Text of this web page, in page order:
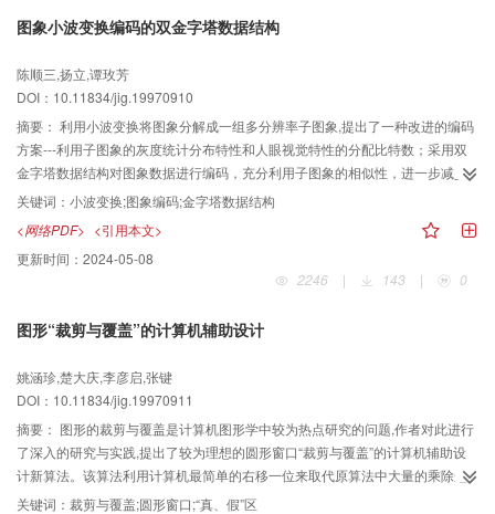
图象小波变换编码的双金字塔数据结构
陈顺三,扬立,谭玫芳
DOI：10.11834/jig.19970910
摘要： 利用小波变换将图象分解成一组多分辨率子图象,提出了一种改进的编码
方案---利用子图象的灰度统计分布特性和人眼视觉特性的分配比特数；采用双
金字塔数据结构对图象数据进行编码，充分利用子图象的相似性，进一步减少
了数据量。10幅奶牛图象的平均压缩比达到26.2，平均信噪比为30.6dB具有较
关键词： 小波变换;图象编码;金字塔数据结构
<网络PDF> <引用本文>
更新时间： 2024-05-08
2246
| 143 | 0
图形“裁剪与覆盖”的计算机辅助设计
姚涵珍,楚大庆,李彦启,张键
DOI：10.11834/jig.19970911
摘要： 图形的裁剪与覆盖是计算机图形学中较为热点研究的问题,作者对此进行
了深入的研究与实践,提出了较为理想的圆形窗口“裁剪与覆盖”的计算机辅助设
计新算法。该算法利用计算机最简单的右移一位来取代原算法中大量的乘除运
算，从而加快了图形裁剪与覆盖的速度，提高了计算机进行图形处理的能力。
关键词： 裁剪与覆盖;圆形窗口;“真、假”区